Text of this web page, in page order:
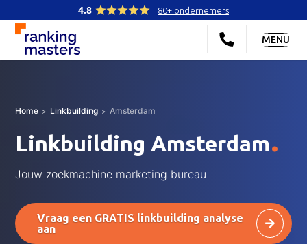
4.8 80+ ondernemers
MENU
Home Linkbuilding Amsterdam
Linkbuilding Amsterdam.
Jouw zoekmachine marketing bureau
Vraag een GRATIS linkbuilding analyse
aan